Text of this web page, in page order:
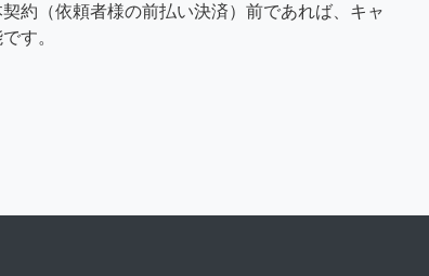
約（依頼者様の前払い決済）前であれば、キャ
す。